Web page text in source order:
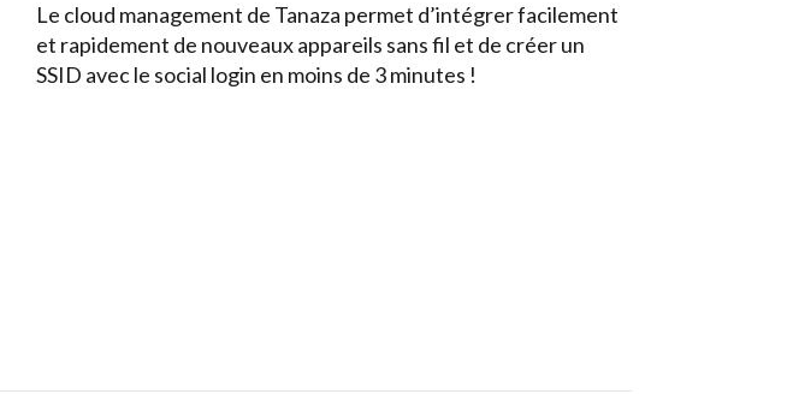
Le cloud management de Tanaza permet d’intégrer facilement
et rapidement de nouveaux appareils sans fil et de créer un
SSID avec le social login en moins de 3 minutes !